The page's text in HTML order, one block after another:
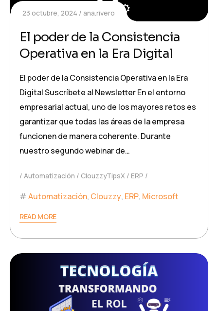
23 octubre, 2024 ana.rivero
El poder de la Consistencia
Operativa en la Era Digital
El poder de la Consistencia Operativa en la Era
Digital Suscríbete al Newsletter En el entorno
empresarial actual, uno de los mayores retos es
garantizar que todas las áreas de la empresa
funcionen de manera coherente. Durante
nuestro segundo webinar de…
Automatización ClouzzyTipsX ERP
Automatización, Clouzzy, ERP, Microsoft
READ MORE